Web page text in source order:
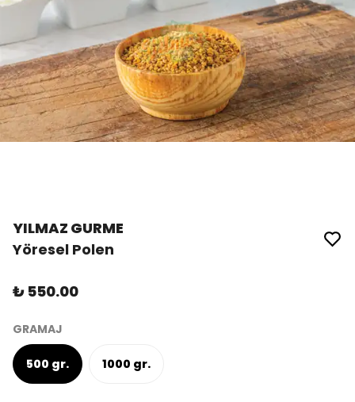
YILMAZ GURME
Yöresel Polen
₺ 550.00
GRAMAJ
500 gr. 1000 gr.